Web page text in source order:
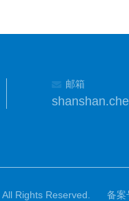
邮箱
Rights Reserved. 备案